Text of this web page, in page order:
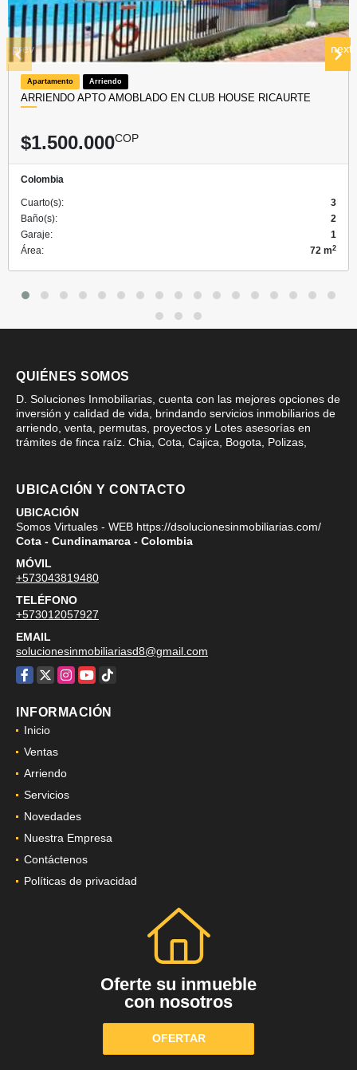
Apartamento Arriendo
ARRIENDO APTO AMOBLADO EN CLUB HOUSE RICAURTE
$1.500.000COP
Colombia
Cuarto(s):
3
Baño(s):
2
Garaje:
1
Área:
72 m2
prev next
QUIÉNES SOMOS
D. Soluciones Inmobiliarias, cuenta con las mejores opciones de
inversión y calidad de vida, brindando servicios inmobiliarios de
arriendo, venta, permutas, proyectos y Lotes asesorías en
trámites de finca raíz. Chia, Cota, Cajica, Bogota, Polizas,
UBICACIÓN Y CONTACTO
UBICACIÓN
Somos Virtuales - WEB https://dsolucionesinmobiliarias.com/
Cota - Cundinamarca - Colombia
MÓVIL
+573043819480
TELÉFONO
+573012057927
EMAIL
solucionesinmobiliariasd8@gmail.com
Facebook
X Instagram
YouTube
TikTok
INFORMACIÓN
Inicio
Ventas
Arriendo
Servicios
Novedades
Nuestra Empresa
Contáctenos
Políticas de privacidad
Oferte su inmueble
con nosotros
OFERTAR